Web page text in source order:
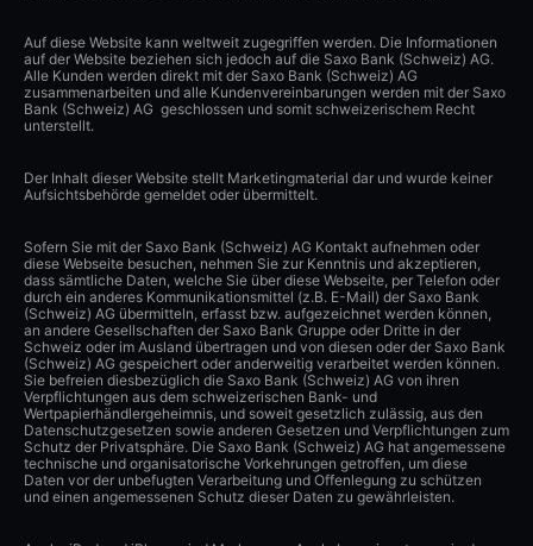
Auf diese Website kann weltweit zugegriffen werden. Die Informationen
auf der Website beziehen sich jedoch auf die Saxo Bank (Schweiz) AG.
Alle Kunden werden direkt mit der Saxo Bank (Schweiz) AG
zusammenarbeiten und alle Kundenvereinbarungen werden mit der Saxo
Bank (Schweiz) AG geschlossen und somit schweizerischem Recht
unterstellt.
Der Inhalt dieser Website stellt Marketingmaterial dar und wurde keiner
Aufsichtsbehörde gemeldet oder übermittelt.
Sofern Sie mit der Saxo Bank (Schweiz) AG Kontakt aufnehmen oder
diese Webseite besuchen, nehmen Sie zur Kenntnis und akzeptieren,
dass sämtliche Daten, welche Sie über diese Webseite, per Telefon oder
durch ein anderes Kommunikationsmittel (z.B. E-Mail) der Saxo Bank
(Schweiz) AG übermitteln, erfasst bzw. aufgezeichnet werden können,
an andere Gesellschaften der Saxo Bank Gruppe oder Dritte in der
Schweiz oder im Ausland übertragen und von diesen oder der Saxo Bank
(Schweiz) AG gespeichert oder anderweitig verarbeitet werden können.
Sie befreien diesbezüglich die Saxo Bank (Schweiz) AG von ihren
Verpflichtungen aus dem schweizerischen Bank- und
Wertpapierhändlergeheimnis, und soweit gesetzlich zulässig, aus den
Datenschutzgesetzen sowie anderen Gesetzen und Verpflichtungen zum
Schutz der Privatsphäre. Die Saxo Bank (Schweiz) AG hat angemessene
technische und organisatorische Vorkehrungen getroffen, um diese
Daten vor der unbefugten Verarbeitung und Offenlegung zu schützen
und einen angemessenen Schutz dieser Daten zu gewährleisten.